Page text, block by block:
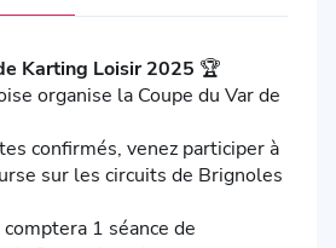
Karting Loisir 2025 🏆
organise la Coupe du Var de
confirmés, venez participer à
sur les circuits de Brignoles
1 séance de